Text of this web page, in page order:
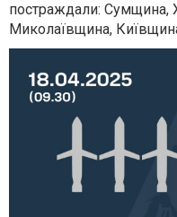
постраждали: Сумщина,
Миколаївщина,